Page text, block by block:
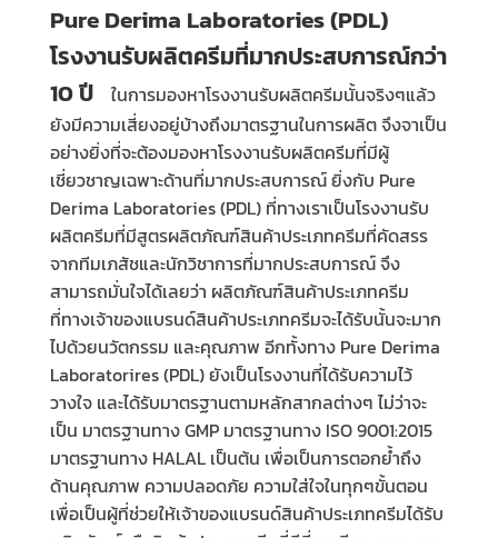
Pure Derima Laboratories (PDL)
โรงงานรับผลิตครีมที่มากประสบการณ์กว่า
10 ปี
ในการมองหาโรงงานรับผลิตครีมนั้นจริงๆแล้ว
ยังมีความเสี่ยงอยู่บ้างถึงมาตรฐานในการผลิต จึงจาเป็น
อย่างยิ่งที่จะต้องมองหาโรงงานรับผลิตครีมที่มีผู้
เชี่ยวชาญเฉพาะด้านที่มากประสบการณ์ ยิ่งกับ Pure
Derima Laboratories (PDL) ที่ทางเราเป็นโรงงานรับ
ผลิตครีมที่มีสูตรผลิตภัณฑ์สินค้าประเภทครีมที่คัดสรร
จากทีมเภสัชและนักวิชาการที่มากประสบการณ์ จึง
สามารถมั่นใจได้เลยว่า ผลิตภัณฑ์สินค้าประเภทครีม
ที่ทางเจ้าของแบรนด์สินค้าประเภทครีมจะได้รับนั้นจะมาก
ไปด้วยนวัตกรรม และคุณภาพ อีกทั้งทาง Pure Derima
Laboratorires (PDL)ยังเป็นโรงงานที่ได้รับความไว้
วางใจ และได้รับมาตรฐานตามหลักสากลต่างๆ ไม่ว่าจะ
เป็น มาตรฐานทางGMP มาตรฐานทาง ISO9001:2015
มาตรฐานทาง HALAL เป็นต้น เพื่อเป็นการตอกย้ำถึง
ด้านคุณภาพ ความปลอดภัย ความใส่ใจในทุกๆขั้นตอน
เพื่อเป็นผู้ที่ช่วยให้เจ้าของแบรนด์สินค้าประเภทครีมได้รับ